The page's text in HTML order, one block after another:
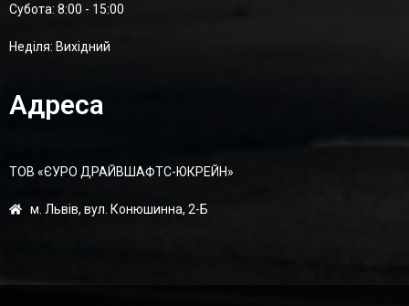
Суботa: 8:00 - 15:00
Неділя: Вихідний
Адреса
ТОВ «ЄУРО ДРАЙВШАФТC-ЮКРЕЙН»
м. Львів, вул. Конюшинна, 2-Б